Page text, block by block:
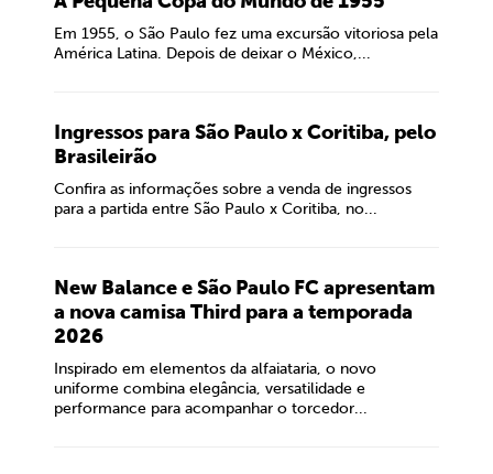
Em 1955, o São Paulo fez uma excursão vitoriosa pela
América Latina. Depois de deixar o México,...
Ingressos para São Paulo x Coritiba, pelo
Brasileirão
Confira as informações sobre a venda de ingressos
para a partida entre São Paulo x Coritiba, no...
New Balance e São Paulo FC apresentam
a nova camisa Third para a temporada
2026
Inspirado em elementos da alfaiataria, o novo
uniforme combina elegância, versatilidade e
performance para acompanhar o torcedor...